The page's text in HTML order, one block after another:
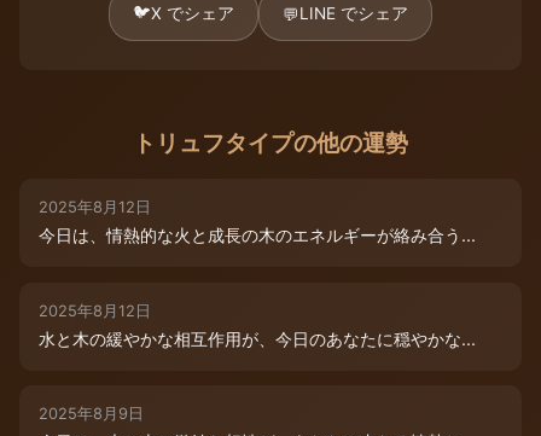
🐦X でシェア 💬LINE でシェア
トリュフタイプの他の運勢
2025年8月12日
今日は、情熱的な火と成長の木のエネルギーが絡み合う...
2025年8月12日
水と木の緩やかな相互作用が、今日のあなたに穏やかな...
2025年8月9日